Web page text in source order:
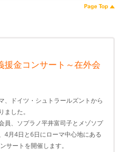
援金コンサート～在外会
、ドイツ・シュトラールズントから
した。
員、ソプラノ平井富司子とメゾソプ
4月4日と6日にローマ中心地にある
サートを開催します。